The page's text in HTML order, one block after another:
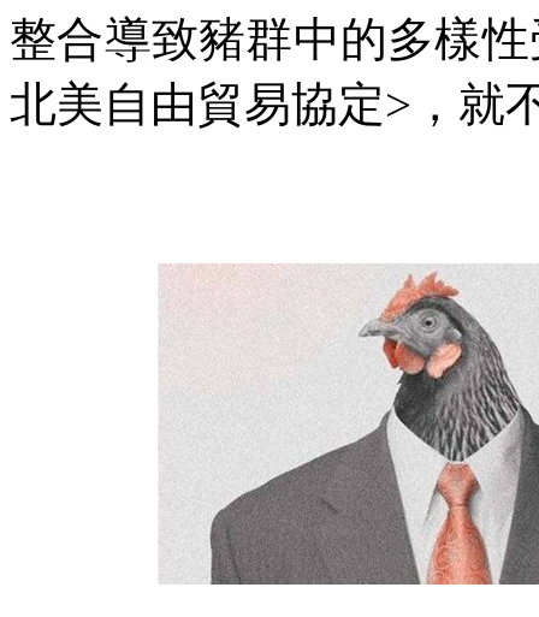
整合導致豬群中的多樣
北美自由貿易協定> ，就